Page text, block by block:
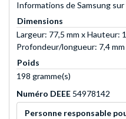
Informations de Samsung
Dimensions
Largeur: 77,5 mm x Hauteur:
Profondeur/longueur: 7,4 mm
Poids
198 gramme(s)
Numéro DEEE 54978142
Personne responsable